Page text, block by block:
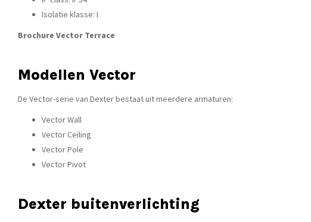
Isolatie klasse: I
Brochure Vector Terrace
Modellen Vector
De Vector-serie van Dexter bestaat uit meerdere armaturen:
Vector Wall
Vector Ceiling
Vector Pole
Vector Pivot
Dexter buitenverlichting